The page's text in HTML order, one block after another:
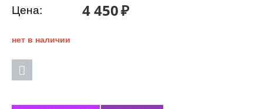
Цена: 4 450₽
нет в наличии